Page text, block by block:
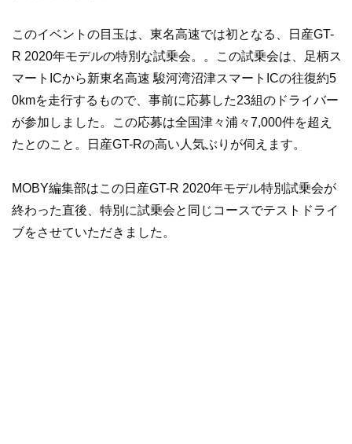
このイベントの目玉は、東名高速では初となる、日産GT-
R 2020年モデルの特別な試乗会。。この試乗会は、足柄ス
マートICから新東名高速 駿河湾沼津スマートICの往復約5
0kmを走行するもので、事前に応募した23組のドライバー
が参加しました。この応募は全国津々浦々7,000件を超え
たとのこと。日産GT-Rの高い人気ぶりが伺えます。
MOBY編集部はこの日産GT-R 2020年モデル特別試乗会が
終わった直後、特別に試乗会と同じコースでテストドライ
ブをさせていただきました。